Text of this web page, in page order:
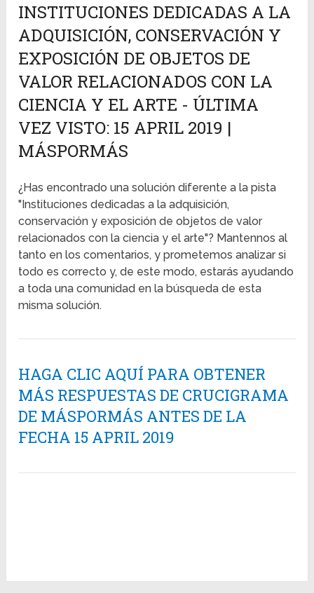
INSTITUCIONES DEDICADAS A LA
ADQUISICIÓN, CONSERVACIÓN Y
EXPOSICIÓN DE OBJETOS DE
VALOR RELACIONADOS CON LA
CIENCIA Y EL ARTE - ÚLTIMA
VEZ VISTO: 15 APRIL 2019 |
MÁSPORMÁS
¿Has encontrado una solución diferente a la pista
"Instituciones dedicadas a la adquisición,
conservación y exposición de objetos de valor
relacionados con la ciencia y el arte"? Mantennos al
tanto en los comentarios, y prometemos analizar si
todo es correcto y, de este modo, estarás ayudando
a toda una comunidad en la búsqueda de esta
misma solución.
HAGA CLIC AQUÍ PARA OBTENER
MÁS RESPUESTAS DE CRUCIGRAMA
DE MÁSPORMÁS ANTES DE LA
FECHA 15 APRIL 2019